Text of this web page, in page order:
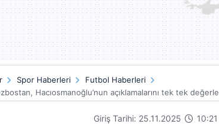
Spor Haberleri
Futbol Haberleri
Hacıosmanoğlu’nun açıklamalarını tek tek
Giriş Tarihi: 25.11.2025 10:21